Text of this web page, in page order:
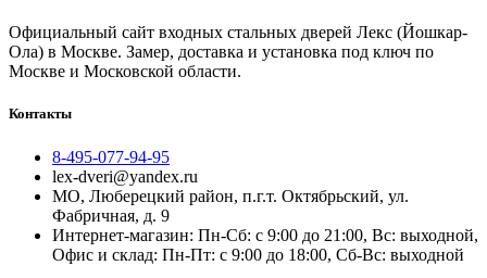
Официальный сайт входных стальных дверей Лекс (Йошкар-
Ола) в Москве. Замер, доставка и установка под ключ по
Москве и Московской области.
Контакты
8-495-077-94-95
lex-dveri@yandex.ru
МО, Люберецкий район, п.г.т. Октябрьский, ул.
Фабричная, д. 9
Интернет-магазин: Пн-Сб: с 9:00 до 21:00, Вс: выходной,
Офис и склад: Пн-Пт: с 9:00 до 18:00, Сб-Вс: выходной